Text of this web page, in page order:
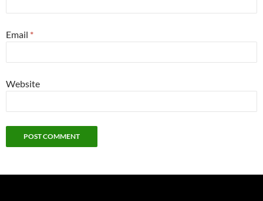
Email *
Website